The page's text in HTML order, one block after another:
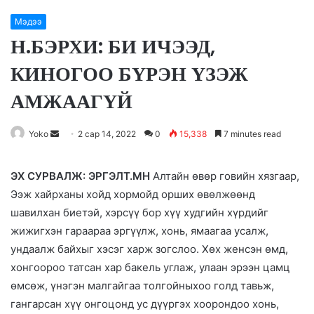
Мэдээ
Н.БЭРХИ: БИ ИЧЭЭД,
КИНОГОО БҮРЭН ҮЗЭЖ
АМЖААГҮЙ
Yoko
a
n
e
m
a
i
l
2 сар 14, 2022 0 15,338 7 minutes read
ЭХ СУРВАЛЖ: ЭРГЭЛТ.МН Алтайн өвөр говийн хязгаар,
Ээж хайрханы хойд хормойд орших өвөлжөөнд
шавилхан биетэй, хэрсүү бор хүү худгийн хүрдийг
жижигхэн гараараа эргүүлж, хонь, ямаагаа усалж,
ундаалж байхыг хэсэг харж зогслоо. Хөх женсэн өмд,
хонгоороо татсан хар бакель углаж, улаан эрээн цамц
өмсөж, үнэгэн малгайгаа толгойныхоо голд тавьж,
гангарсан хүү онгоцонд ус дүүргэх хоорондоо хонь,